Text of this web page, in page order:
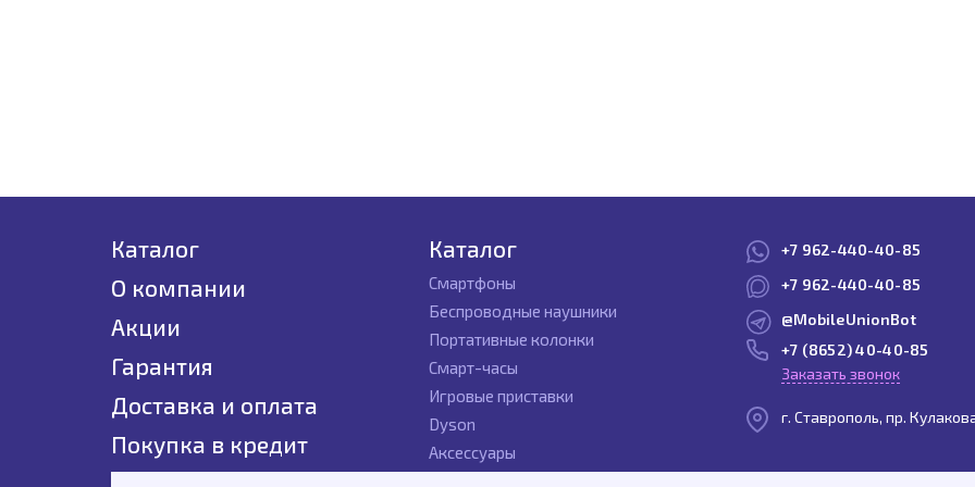
Каталог
О компании
Акции
Гарантия
Доставка и оплата
Покупка в кредит
Каталог
Смартфоны
Беспроводные наушники
Портативные колонки
Смарт-часы
Игровые приставки
Dyson
Аксессуары
+7 962-440-40-85
+7 962-440-40-85
@MobileUnionBot
+7 (8652) 40-40-85
Заказать звонок
г. Ставрополь, пр.